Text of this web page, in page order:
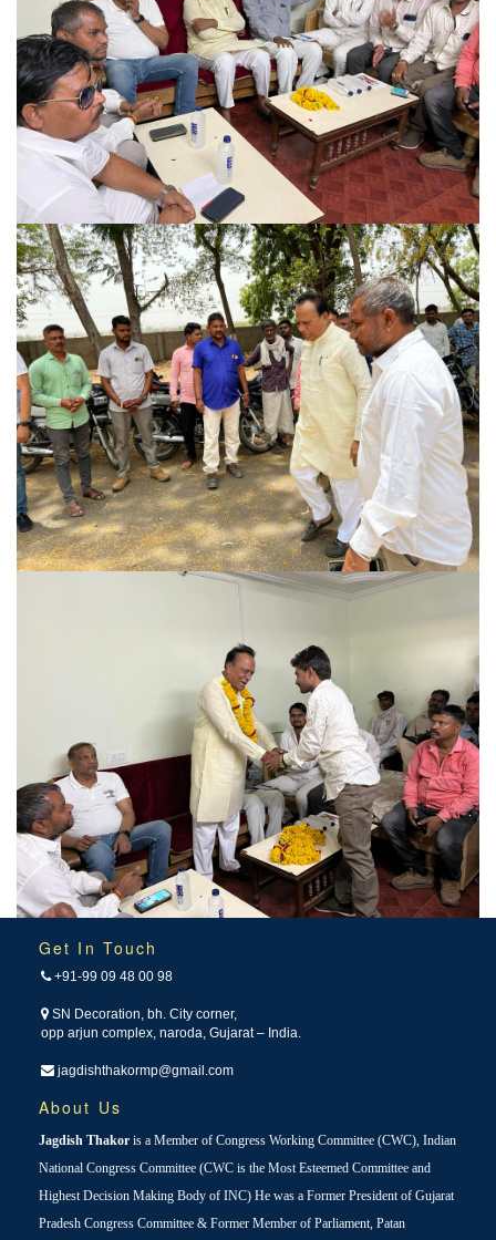
Get In Touch
+91-99 09 48 00 98
SN Decoration, bh. City corner,
opp arjun complex, naroda, Gujarat – India.
jagdishthakormp@gmail.com
About Us
Jagdish Thakor is a Member of Congress Working Committee (CWC), Indian
National Congress Committee (CWC is the Most Esteemed Committee and
Highest Decision Making Body of INC) He was a Former President of Gujarat
Pradesh Congress Committee & Former Member of Parliament, Patan